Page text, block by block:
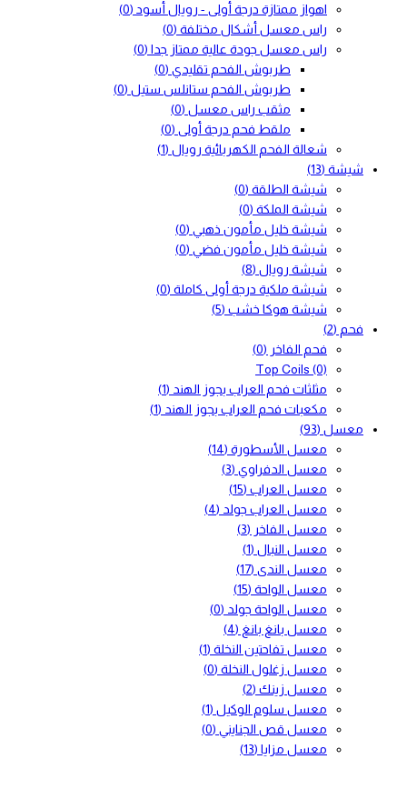
اهواز ممتازة درجة أولى - رويال أسود (0)
راس معسل أشكال مختلفة (0)
راس معسل جودة عالية ممتاز جدا (0)
طربوش الفحم تقليدي (0)
طربوش الفحم ستانلس ستيل (0)
مثقب راس معسل (0)
ملقط فحم درجة أولى (0)
شعالة الفحم الكهربائية رويال (1)
شيشة (13)
شيشة الطلقة (0)
شيشة الملكة (0)
شيشة خليل مأمون ذهبي (0)
شيشة خليل مأمون فضي (0)
شيشة رويال (8)
شيشة ملكية درجة أولى كاملة (0)
شيشة هوكا خشب (5)
فحم (2)
فحم الفاخر (0)
Top Coils (0)
مثلثات فحم العراب بجوز الهند (1)
مكعبات فحم العراب بجوز الهند (1)
معسل (93)
معسل الأسطورة (14)
معسل الدفراوي (3)
معسل العراب (15)
معسل العراب جولد (4)
معسل الفاخر (3)
معسل النبال (1)
معسل الندى (17)
معسل الواحة (15)
معسل الواحة جولد (0)
معسل بانغ بانغ (4)
معسل تفاحتين النخلة (1)
معسل زغلول النخلة (0)
معسل زينك (2)
معسل سلوم الوكيل (1)
معسل قص الجنايني (0)
معسل مزايا (13)